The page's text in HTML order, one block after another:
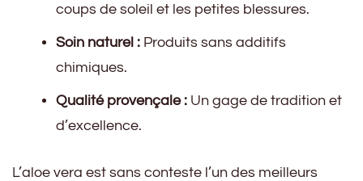
coups de soleil et les petites blessures.
Soin naturel : Produits sans additifs
chimiques.
Qualité provençale : Un gage de tradition et
d’excellence.
L’aloe vera est sans conteste l’un des meilleurs